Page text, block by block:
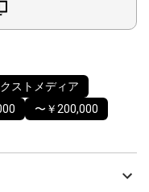
ストメディア
〜￥200,000